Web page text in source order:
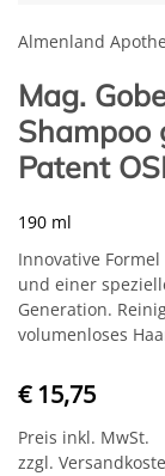
Almenland
Mag.
Shampoo
Patent
190 ml
Innovative
und einer
Generation.
volumenloses
€ 15,75
Preis inkl. MwSt.
zzgl.